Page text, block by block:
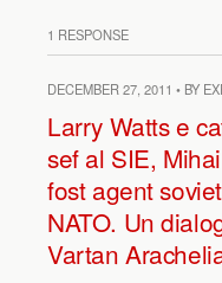
1 RESPONSE
DECEMBER 27, 2011 • BY
Larry Watts e
sef al SIE,
fost agent
NATO. Un
Vartan